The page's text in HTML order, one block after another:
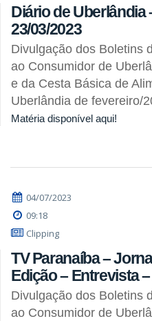
Diário de Uberlândia
23/03/2023
Divulgação dos Boletins
ao Consumidor de
e da Cesta Básica de
Uberlândia de fevereiro/
Matéria disponível aqui!
04/07/2023
09:18
Clipping
TV Paranaíba –
Edição – Entrevista
Divulgação dos Boletins
ao Consumidor de